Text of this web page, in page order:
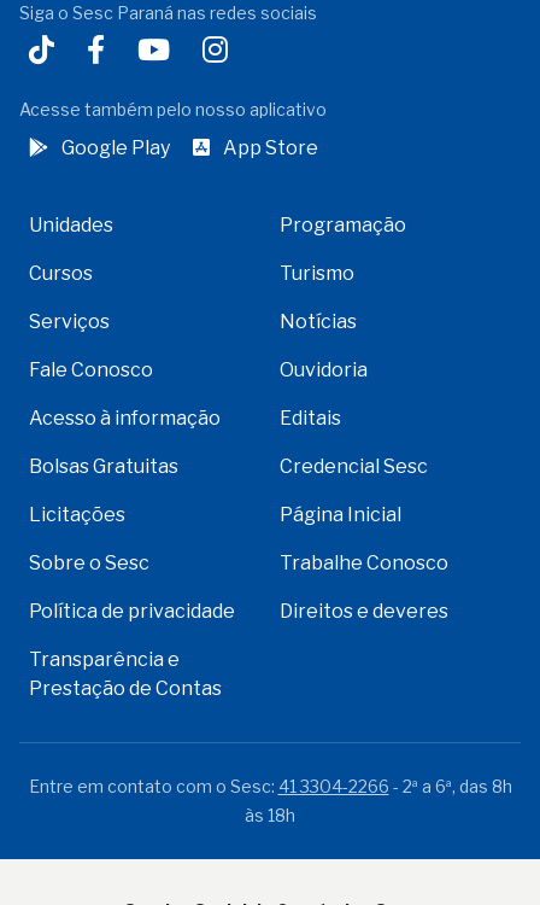
Siga o Sesc Paraná nas redes sociais
Acesse também pelo nosso aplicativo
Google Play App Store
Unidades Programação
Cursos Turismo
Serviços Notícias
Fale Conosco Ouvidoria
Acesso à informação Editais
Bolsas Gratuitas Credencial Sesc
Licitações Página Inicial
Sobre o Sesc Trabalhe Conosco
Política de privacidade Direitos e deveres
Transparência e
Prestação de Contas
Entre em contato com o Sesc: 41 3304-2266 - 2ª a 6ª, das 8h
às 18h